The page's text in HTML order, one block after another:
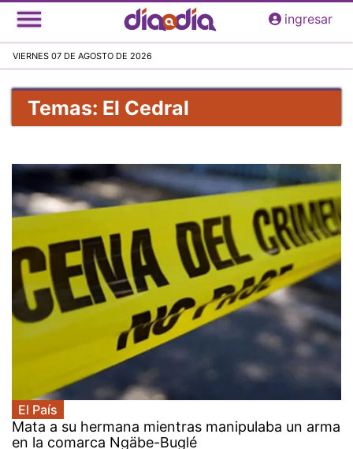
Pasar
al
principal
ingresar
VIERNES 07 DE AGOSTO DE 2026
Temas: El Cedral
El País
Mata a su hermana mientras manipulaba un arma
en la comarca Ngäbe-Buglé